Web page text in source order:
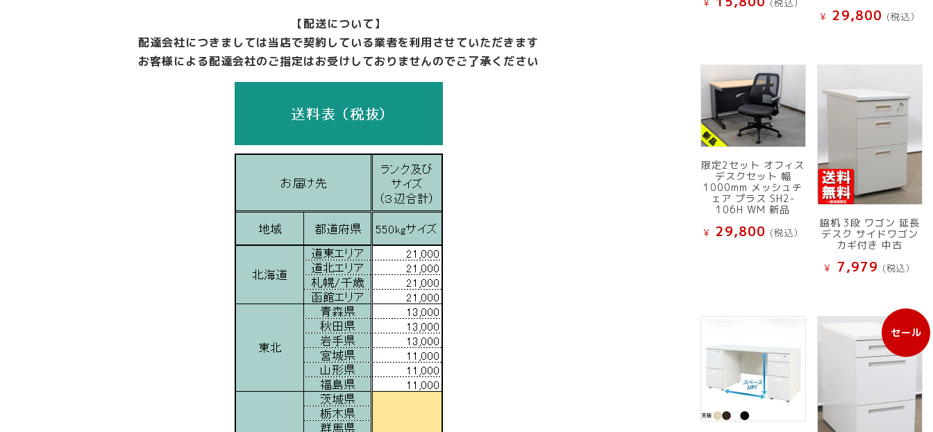
【配送について】
配達会社につきましては当店で契約している業者を利用させていただきます
お客様による配達会社のご指定はお受けしておりませんのでご了承ください
¥ (税込）
¥ 29,800 (税込）
限定2セット オフィス
デスクセット 幅
1000mm メッシュチ
ェア プラス SH2-
106H WM 新品
¥ 29,800 (税込）
脇机 3段 ワゴン 延長
デスク サイドワゴン
カギ付き 中古
¥ 7,979 (税込）
セール
販
売
中
品